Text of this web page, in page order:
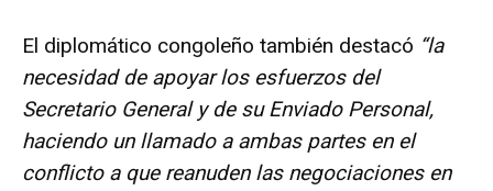
El diplomático congoleño también destacó “la
necesidad de apoyar los esfuerzos del
Secretario General y de su Enviado Personal,
haciendo un llamado a ambas partes en el
conflicto a que reanuden las negociaciones en